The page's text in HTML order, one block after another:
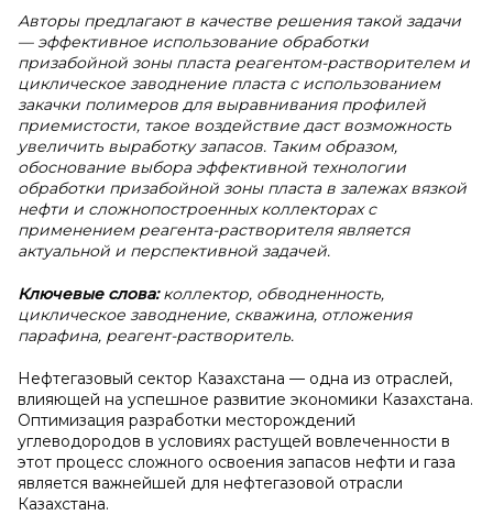
Авторы предлагают в качестве решения такой задачи
— эффективное использование обработки
призабойной зоны пласта реагентом-растворителем и
циклическое заводнение пласта с использованием
закачки полимеров для выравнивания профилей
приемистости, такое воздействие даст возможность
увеличить выработку запасов. Таким образом,
обоснование выбора эффективной технологии
обработки призабойной зоны пласта в залежах вязкой
нефти и сложнопостроенных коллекторах с
применением реагента-растворителя является
актуальной и перспективной задачей.
Ключевые слова:коллектор, обводненность,
циклическое заводнение, скважина, отложения
парафина, реагент-растворитель.
Нефтегазовый сектор Казахстана — одна из отраслей,
влияющей на успешное развитие экономики Казахстана.
Оптимизация разработки месторождений
углеводородов в условиях растущей вовлеченности в
этот процесс сложного освоения запасов нефти и газа
является важнейшей для нефтегазовой отрасли
Казахстана.